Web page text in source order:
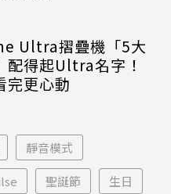
Ultra摺疊機「5大
配得起Ultra名字！
完更心動
靜音模式
聖誕節 生日